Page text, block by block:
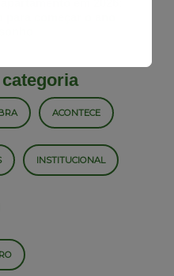
ACONTECE
INSTITUCIONAL